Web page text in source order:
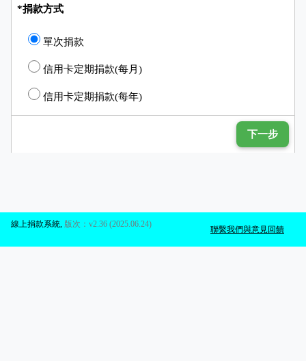
*捐款方式
單次捐款
信用卡定期捐款(每月)
信用卡定期捐款(每年)
下一步
聯繫我們與意見回饋
線上捐款系統 版次：v2.36 (2025.06.24)